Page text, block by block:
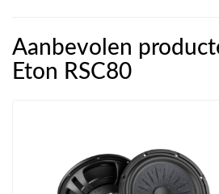
Aanbevolen
Eton RSC80